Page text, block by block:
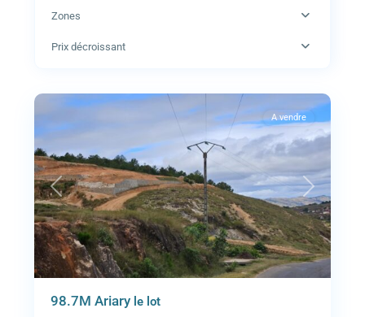
Zones
Prix décroissant
Previous Next
A vendre
98.7M Ariary le lot